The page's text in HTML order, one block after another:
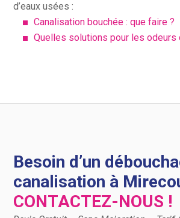
d’eaux usées :
Canalisation bouchée : que faire ?
Quelles solutions pour les odeurs
Besoin d’un
canalisation à
CONTACTEZ-NOUS !